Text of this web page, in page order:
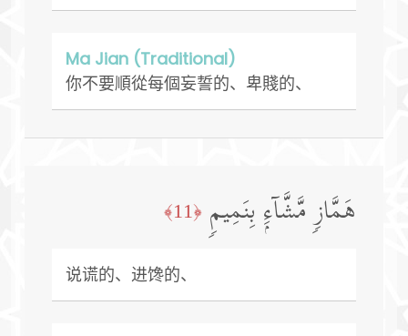
Ma Jian (Traditional)
你不要順從每個妄誓的、卑賤的、
هَمَّازࣲ مَّشَّاۤءِۭ بِنَمِیمࣲ ﴿11﴾
说谎的、进馋的、